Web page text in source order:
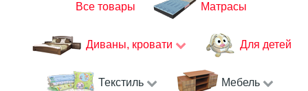
Все товары Матрасы
Диваны, кровати Для детей
Текстиль Мебель